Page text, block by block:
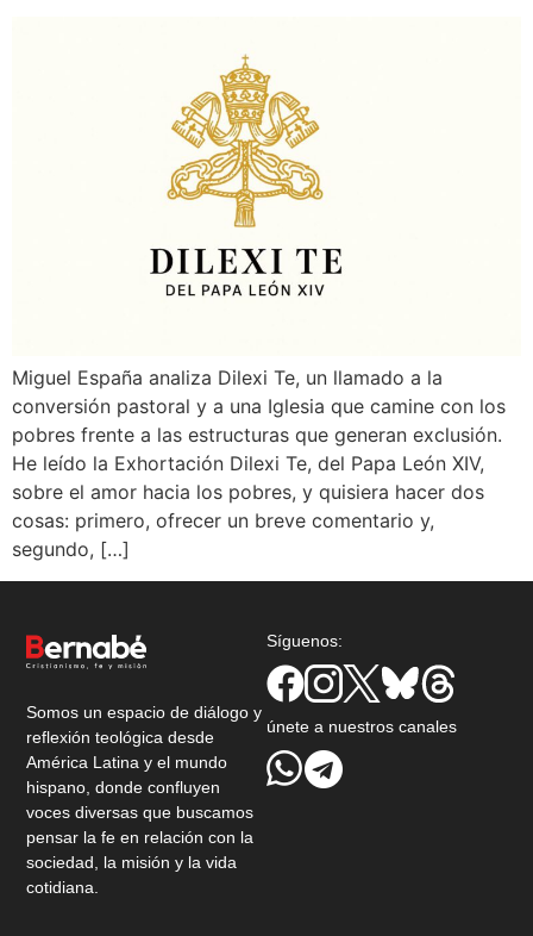
Miguel España analiza Dilexi Te, un llamado a la
conversión pastoral y a una Iglesia que camine con los
pobres frente a las estructuras que generan exclusión.
He leído la Exhortación Dilexi Te, del Papa León XIV,
sobre el amor hacia los pobres, y quisiera hacer dos
cosas: primero, ofrecer un breve comentario y,
segundo, […]
Somos un espacio de diálogo y
reflexión teológica desde
América Latina y el mundo
hispano, donde confluyen
voces diversas que buscamos
pensar la fe en relación con la
sociedad, la misión y la vida
cotidiana.
Síguenos:
únete a nuestros canales